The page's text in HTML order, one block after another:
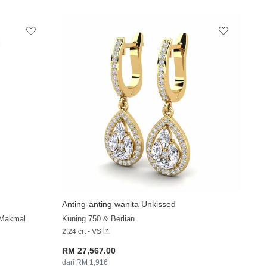
Anting-anting wanita Unkissed
Kuning 750 & Berlian
2.24 crt - VS
RM 27,567.00
dari RM 1,916